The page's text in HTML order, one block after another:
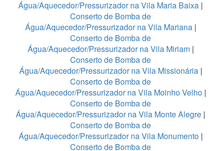
Água/Aquecedor/Pressurizador na Vila Maria Baixa |
Conserto de Bomba de
Água/Aquecedor/Pressurizador na Vila Mariana|
Conserto de Bomba de
Água/Aquecedor/Pressurizador na Vila Miriam|
Conserto de Bomba de
Água/Aquecedor/Pressurizador na Vila Missionária|
Conserto de Bomba de
Água/Aquecedor/Pressurizador na Vila Moinho Velho|
Conserto de Bomba de
Água/Aquecedor/Pressurizador na Vila Monte Alegre |
Conserto de Bomba de
Água/Aquecedor/Pressurizador na Vila Monumento|
Conserto de Bomba de